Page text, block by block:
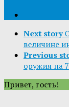
Next story
величине
Previous
оружия на
Привет, гость!